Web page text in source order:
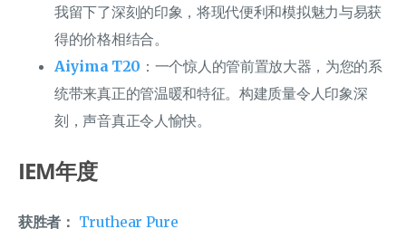
我留下了深刻的印象，将现代便利和模拟魅力与易获
得的价格相结合。
Aiyima T20 ：一个惊人的管前置放大器，为您的系
统带来真正的管温暖和特征。构建质量令人印象深
刻，声音真正令人愉快。
IEM年度
获胜者： Truthear Pure